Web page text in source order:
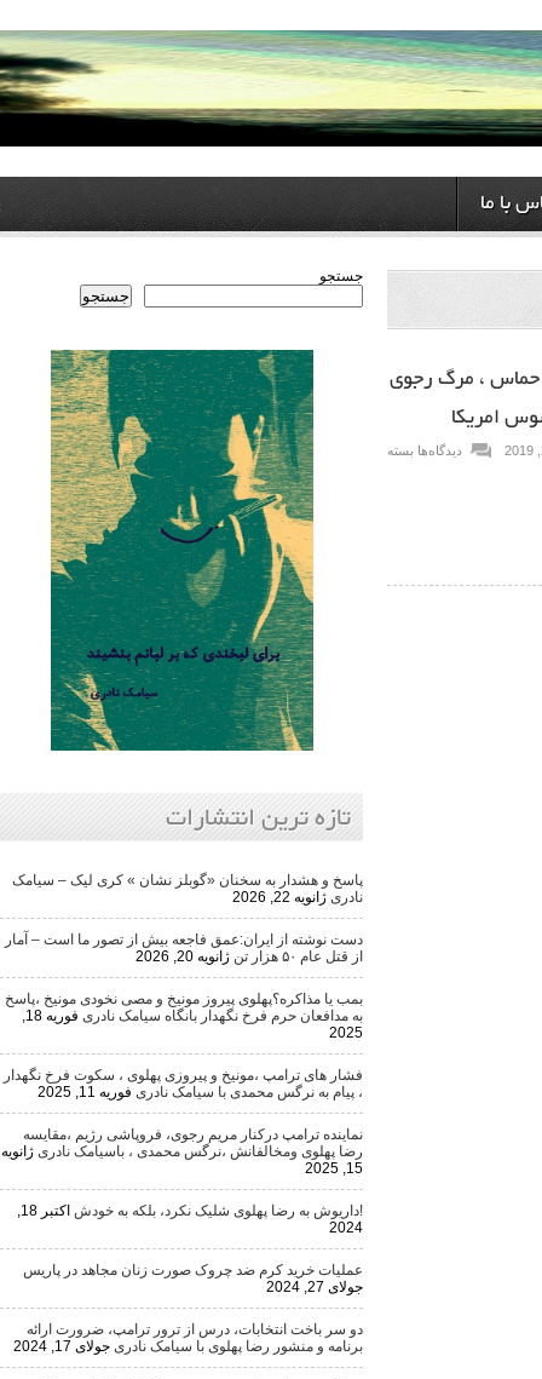
، مرگ رجوی
دیدگاه‌ها بسته
جستجو
تازه ترین انتشارات
پاسخ و هشدار به سخنان «گوبلز نشان » کری لیک – سیامک
ژانویه 22, 2026
دست نوشته از ایران:عمق فاجعه بیش از تصور ما است – آمار
از قتل عام ۵۰ هزار تن
ژانویه 20, 2026
بمب یا مذاکره؟پهلوی پیروز مونیخ و مصی نخودی مونیخ ،پاسخ
به مدافعان حرم فرخ نگهدار بانگاه سیامک نادری
فوریه 18,
فشار های ترامپ ،مونیخ و پیروزی پهلوی ، سکوت فرخ نگهدار
، پیام به نرگس محمدی با سیامک نادری فوریه 11, 2025
نماینده ترامپ درکنار مریم رجوی، فروپاشی رژیم ،مقایسه
رضا پهلوی ومخالفانش ،نرگس محمدی ، باسیامک نادری ژانویه
!داریوش به رضا پهلوی شلیک نکرد، بلکه به خودش
اکتبر 18,
عملیات خرید کرم ضد چروک صورت زنان مجاهد در پاریس
دو سر باخت انتخابات، درس از ترور ترامپ، ضرورت ارائه
برنامه و منشور رضا پهلوی با سیامک نادری جولای 17, 2024